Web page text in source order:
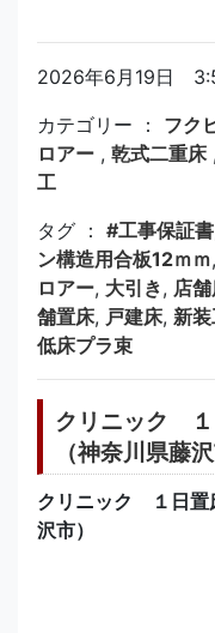
2026年6月19日
カテゴリー ： フク
ロアー , 乾式二重床,
工
タグ ： #工事保証書
ン構造用合板12ｍｍ,
ロアー, 大引き, 店
舗置床, 戸建床, 新
低床プラ束
クリニック
（神奈川県藤沢
クリニック １日置
沢市）